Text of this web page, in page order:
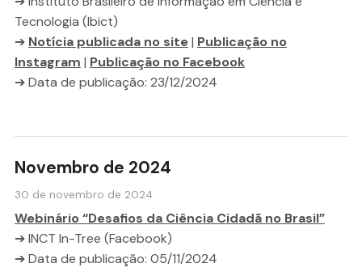
Tecnologia (Ibict)
➔ Notícia publicada no site| Publicação no
Instagram | Publicação no Facebook
➔ Data de publicação: 23/12/2024
Novembro de 2024
30 de novembro de 2024
Webinário “Desafios da Ciência Cidadã no Brasil”
➔ INCT In-Tree (Facebook)
➔ Data de publicação: 05/11/2024